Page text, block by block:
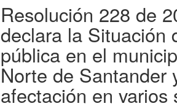
Resolución 228 de
declara la Situación
pública en el
Norte de Santander
afectación en varios